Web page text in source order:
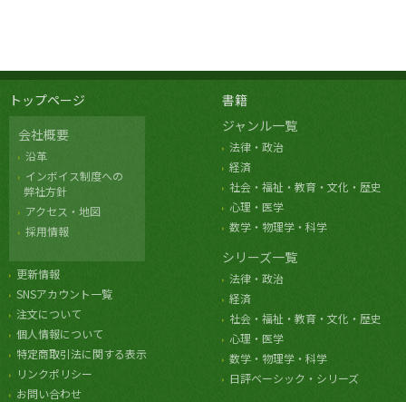
トップページ
会社概要
沿革
インボイス制度への
弊社方針
アクセス・地図
採用情報
更新情報
SNSアカウント一覧
注文について
個人情報について
特定商取引法に関する表示
リンクポリシー
お問い合わせ
書籍
ジャンル一覧
法律・政治
経済
社会・福祉・教育・文化・歴史
心理・医学
数学・物理学・科学
シリーズ一覧
法律・政治
経済
社会・福祉・教育・文化・歴史
心理・医学
数学・物理学・科学
日評ベーシック・シリーズ